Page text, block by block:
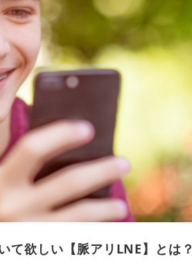
て欲しい【脈アリLNE】とは？